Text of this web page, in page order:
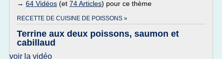
→ 64 Vidéos (et 74 Articles) pour ce thème
RECETTE DE CUISINE DE POISSONS »
Terrine aux deux poissons, saumon et
cabillaud
voir la vidéo